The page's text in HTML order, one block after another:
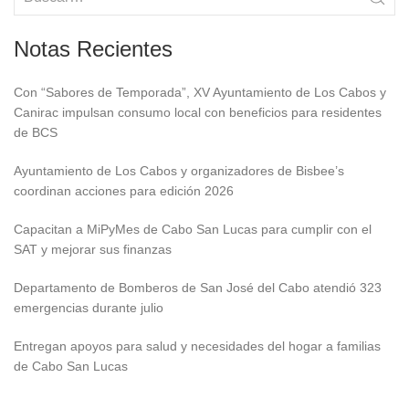
Notas Recientes
Con “Sabores de Temporada”, XV Ayuntamiento de Los Cabos y
Canirac impulsan consumo local con beneficios para residentes
de BCS
Ayuntamiento de Los Cabos y organizadores de Bisbee’s
coordinan acciones para edición 2026
Capacitan a MiPyMes de Cabo San Lucas para cumplir con el
SAT y mejorar sus finanzas
Departamento de Bomberos de San José del Cabo atendió 323
emergencias durante julio
Entregan apoyos para salud y necesidades del hogar a familias
de Cabo San Lucas